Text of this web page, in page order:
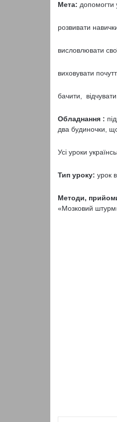
Мета: допомогти
розвивати
висловлювати
виховувати
бачити, відчувати
Обладнання :
два будиночки, що
Усі уроки
Тип уроку: урок
Методи,
«Мозковий